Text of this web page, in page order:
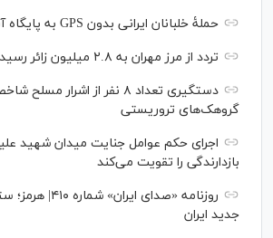
حملۀ خلبانان ایرانی بدون GPS به پایگاه آمریکا
تردد از مرز مهران به ۲.۸ میلیون زائر رسید
دستگیری تعداد ۸ نفر از اشرار
گروهک‌های تروریستی
اجرای حکم عوامل جنایت میدان شهید
بازدارندگی را تقویت می‌کند
روزنامه «صدای
جدید ایران